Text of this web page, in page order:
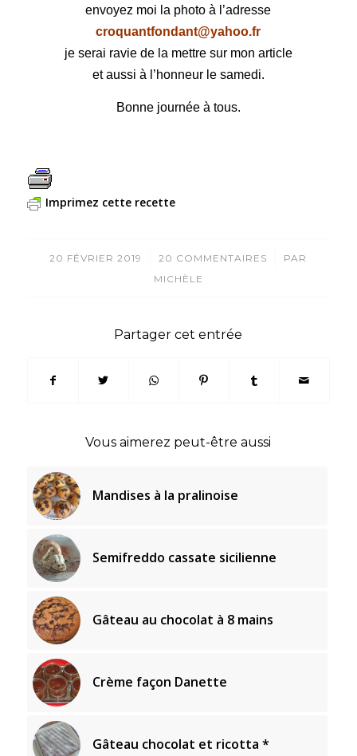
envoyez moi la photo à l’adresse
croquantfondant@yahoo.fr
je serai ravie de la mettre sur mon article
et aussi à l’honneur le samedi.
Bonne journée à tous.
Imprimez cette recette
20 FÉVRIER 2019
/ 20 COMMENTAIRES
/
PAR
MICHÈLE
Partager cet entrée
Vous aimerez peut-être aussi
Mandises à la pralinoise
Semifreddo cassate sicilienne
Gâteau au chocolat à 8 mains
Crème façon Danette
Gâteau chocolat et ricotta *